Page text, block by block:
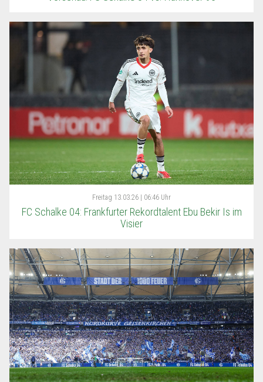
Freitag 13.03.26 | 06:46 Uhr
FC Schalke 04: Frankfurter Rekordtalent Ebu Bekir Is im
Visier